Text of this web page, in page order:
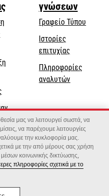
opens
tab
γνώσεων
Γραφείο Τύπου
Ιστορίες
επιτυχίας
Πληροφορίες
αναλυτών
εταιρεία της Xerox
δικαιώματος.
μας να λειτουργεί σωστά, να
να παρέχουμε λειτουργίες
την κυκλοφορία μας.
με την από μέρους σας χρήση
κοινωνικής δικτύωσης,
πληροφορίες σχετικά με το